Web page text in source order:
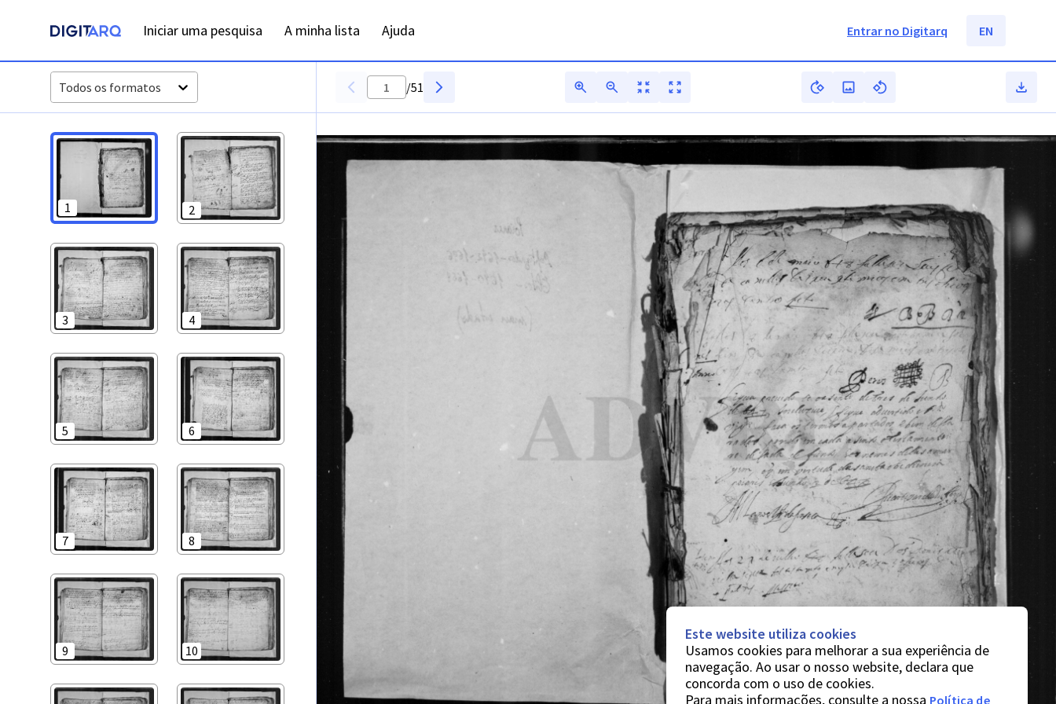
Iniciar uma pesquisa A minha lista Ajuda Entrar no Digitarq EN
Todos os formatos
1 2
3 4
5 6
7 8
9 10
/51
Este website utiliza cookies
Usamos cookies para melhorar a sua experiência de
navegação. Ao usar o nosso website, declara que
concorda com o uso de cookies.
Para mais informações, consulte a nossa Política de